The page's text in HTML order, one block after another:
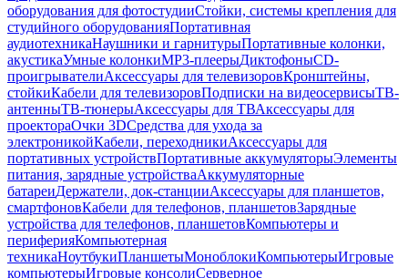
оборудования для фотостудииСтойки, системы крепления для
студийного оборудованияПортативная
аудиотехникаНаушники и гарнитурыПортативные колонки,
акустикаУмные колонкиMP3-плеерыДиктофоныCD-
проигрывателиАксессуары для телевизоровКронштейны,
стойкиКабели для телевизоровПодписки на видеосервисыТВ-
антенныТВ-тюнерыАксессуары для ТВАксессуары для
проектораОчки 3DСредства для ухода за
электроникойКабели, переходникиАксессуары для
портативных устройствПортативные аккумуляторыЭлементы
питания, зарядные устройстваАккумуляторные
батареиДержатели, док-станцииАксессуары для планшетов,
смартфоновКабели для телефонов, планшетовЗарядные
устройства для телефонов, планшетовКомпьютеры и
периферияКомпьютерная
техникаНоутбукиПланшетыМоноблокиКомпьютерыИгровые
компьютерыИгровые консолиСерверное